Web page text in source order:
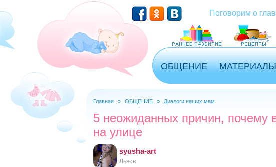
Перейти к основному содержанию
Поговорим о
ОБЩЕНИЕ МАТЕРИАЛЫ
Главная » ОБЩЕНИЕ » Диалоги наших мам
5 неожиданных причин, почему
на улице
syusha-art
Львов